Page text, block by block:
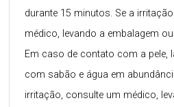
durante 15 minutos. Se a
médico, levando a embalagem
Em caso de contato com a pele,
com sabão e água em
irritação, consulte um médico,